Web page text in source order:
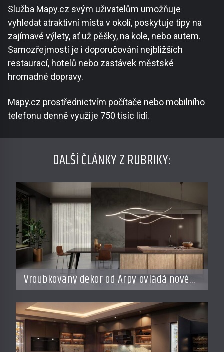
Služba Mapy.cz svým uživatelům umožňuje
vyhledat atraktivní místa v okolí, poskytuje tipy na
zajímavé výlety, ať už pěšky, na kole, nebo autem.
Samozřejmostí je i doporučování nejbližších
restaurací, hotelů nebo zastávek městské
hromadné dopravy.
Mapy.cz prostřednictvím počítače nebo mobilního
telefonu denně využije 750 tisíc lidí.
DALŠÍ ČLÁNKY Z RUBRIKY:
Vroubkovaný dekor od Arpy ovládá nové
interiéry